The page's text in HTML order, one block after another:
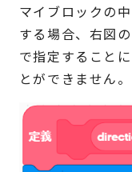
マイブロックの
する場合、右図
で指定すること
とができません。